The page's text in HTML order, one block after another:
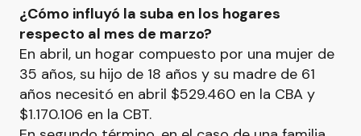
¿Cómo influyó la suba en los hogares
respecto al mes de marzo?
En abril, un hogar compuesto por una mujer de
35 años, su hijo de 18 años y su madre de 61
años necesitó en abril $529.460 en la CBA y
$1.170.106 en la CBT.